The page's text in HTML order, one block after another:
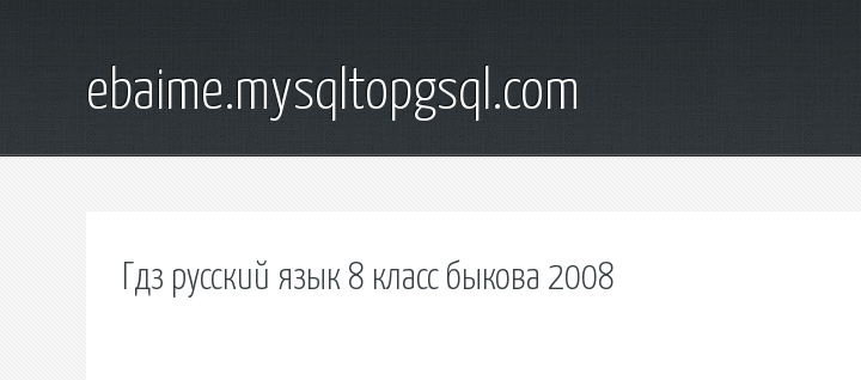
ebaime.mysqltopgsql.com
Гдз русский язык 8 класс быкова 2008